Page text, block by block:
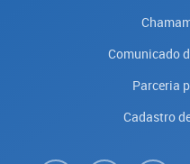
Comunicado
Parceria
Cadastro